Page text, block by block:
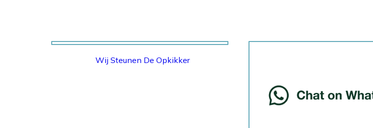
STICHTING OPKIKKER
Wij Steunen De Opkikker
WHATSAPP